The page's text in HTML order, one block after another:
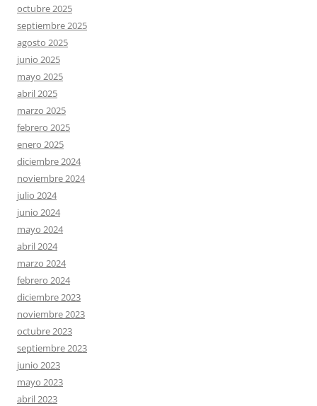
octubre 2025
septiembre 2025
agosto 2025
junio 2025
mayo 2025
abril 2025
marzo 2025
febrero 2025
enero 2025
diciembre 2024
noviembre 2024
julio 2024
junio 2024
mayo 2024
abril 2024
marzo 2024
febrero 2024
diciembre 2023
noviembre 2023
octubre 2023
septiembre 2023
junio 2023
mayo 2023
abril 2023